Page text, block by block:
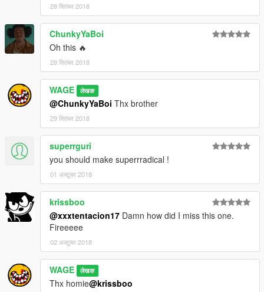
28 सितंबर 2018
ChunkyYaBoi
Oh this 🔥
28 सितंबर 2018
WAGE लेखक
@ChunkyYaBoi Thx brother
29 सितंबर 2018
superrguri
you should make superrradical !
01 अक्टूबर 2018
krissboo
@xxxtentacion17 Damn how did I miss this one.
Fireeeee
02 अक्टूबर 2018
WAGE लेखक
Thx homie@krissboo